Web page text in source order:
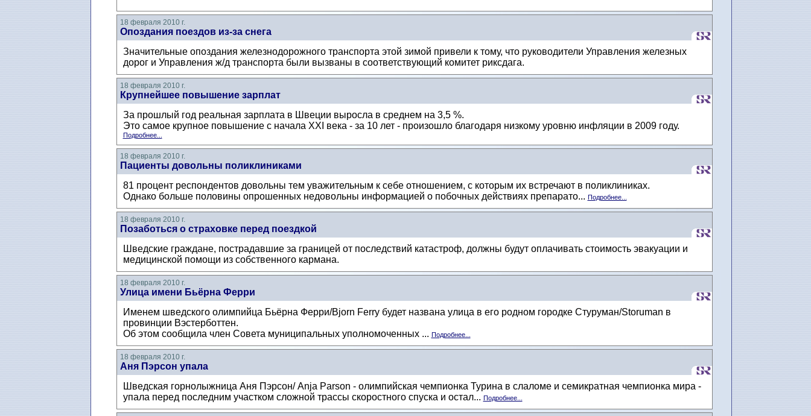
18 февраля 2010 г.
Опоздания поездов из-за снега
Значительные опоздания железнодорожного транспорта этой зимой привели к тому, что руководители Управления железных
дорог и Управления ж/д транспорта были вызваны в соответствующий комитет риксдага.
18 февраля 2010 г.
Крупнейшее повышение зарплат
За прошлый год реальная зарплата в Швеции выросла в среднем на 3,5 %.
Это самое крупное повышение с начала XXI века - за 10 лет - произошло благодаря низкому уровню инфляции в 2009 году.
Подробнее...
18 февраля 2010 г.
Пациенты довольны поликлиниками
81 процент респондентов довольны тем уважительным к себе отношением, с которым их встречают в поликлиниках.
Однако больше половины опрошенных недовольны информацией о побочных действиях препарато... Подробнее...
18 февраля 2010 г.
Позаботься о страховке перед поездкой
Шведские граждане, пострадавшие за границей от последствий катастроф, должны будут оплачивать стоимость эвакуации и
медицинской помощи из собственного кармана.
18 февраля 2010 г.
Улица имени Бьёрна Ферри
Именем шведского олимпийца Бьёрна Ферри/Bjorn Ferry будет названа улица в его родном городке Стуруман/Storuman в
провинции Вэстерботтен.
Об этом сообщила член Совета муниципальных уполномоченных ... Подробнее...
18 февраля 2010 г.
Аня Пэрсон упала
Шведская горнолыжница Аня Пэрсон/ Anja Parson - олимпийская чемпионка Турина в слаломе и семикратная чемпионка мира -
упала перед последним участком сложной трассы скоростного спуска и остал... Подробнее...